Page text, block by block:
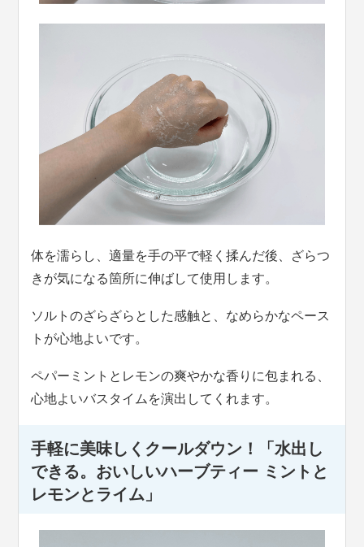
体を濡らし、適量を手の平で軽く揉んだ後、ざらつ
きが気になる箇所に伸ばして使用します。
ソルトのざらざらとした感触と、なめらかなペース
トが心地よいです。
ペパーミントとレモンの爽やかな香りに包まれる、
心地よいバスタイムを演出してくれます。
手軽に美味しくクールダウン！「水出し
できる。おいしいハーブティー ミントと
レモンとライム」